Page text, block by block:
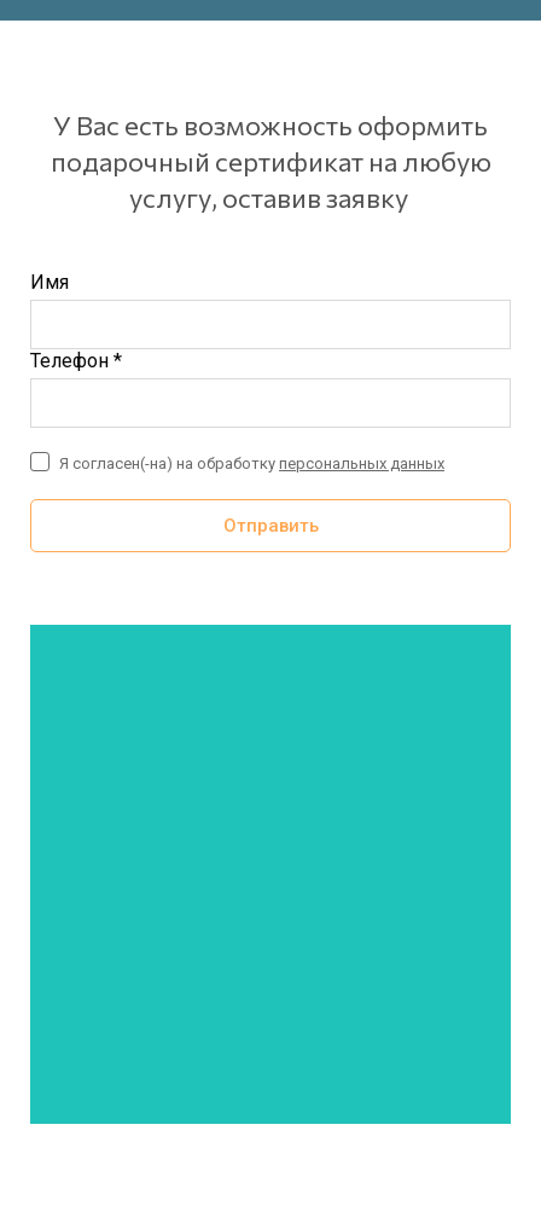
У Вас есть возможность оформить
подарочный сертификат на любую
услугу, оставив заявку
Имя
Телефон *
Отправить
Я согласен(-на) на обработку персональных данных